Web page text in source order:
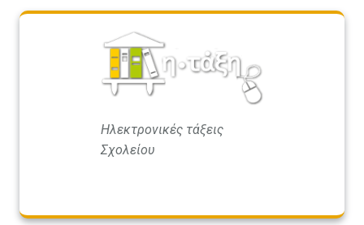
Ηλεκτρονικές τάξεις
Σχολείου